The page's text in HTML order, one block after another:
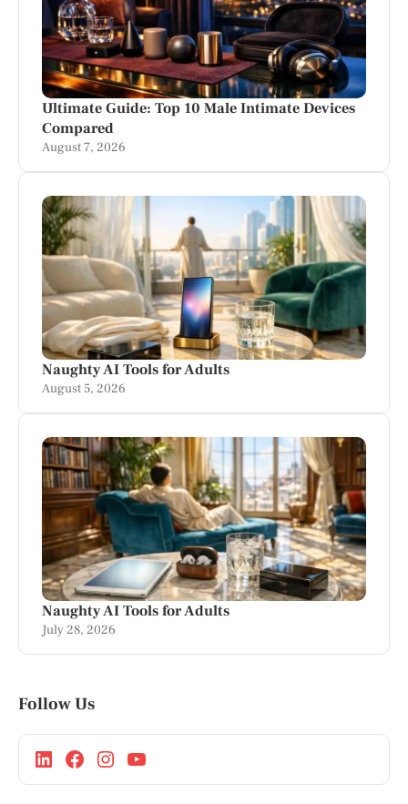
Ultimate Guide: Top 10 Male Intimate Devices
Compared
August 7, 2026
Naughty AI Tools for Adults
August 5, 2026
Naughty AI Tools for Adults
July 28, 2026
Follow Us